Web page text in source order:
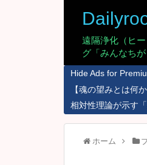
遠隔浄化（ヒ
グ「みんなち
Hide Ads for
【魂の望みとは何
相対性理論が示す
ホーム